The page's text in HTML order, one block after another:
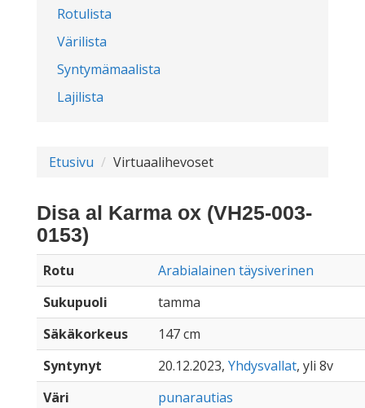
Rotulista
Värilista
Syntymämaalista
Lajilista
Etusivu Virtuaalihevoset
Disa al Karma ox (VH25-003-
0153)
Rotu
Arabialainen täysiverinen
Sukupuoli
tamma
Säkäkorkeus
147 cm
Syntynyt
20.12.2023, Yhdysvallat, yli 8v
Väri
punarautias